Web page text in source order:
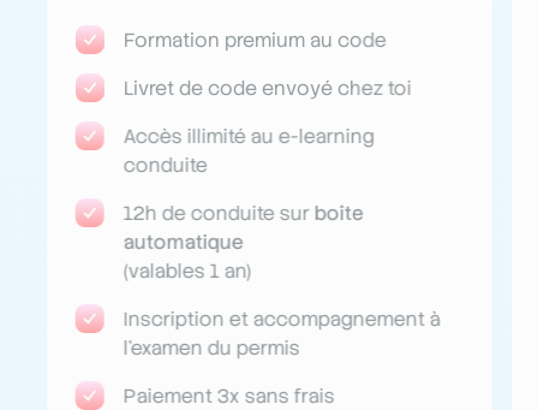
Formation premium au code
Livret de code envoyé chez toi
Accès illimité au e-learning
conduite
12h de conduite surboîte
automatique
(valables 1 an)
Inscription et accompagnement à
l'examen du permis
Paiement 3x sans frais